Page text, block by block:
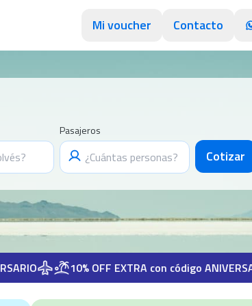
Mi voucher Contacto
Pasajeros
Cotizar
10% OFF EXTRA con código ANIVERSARIO